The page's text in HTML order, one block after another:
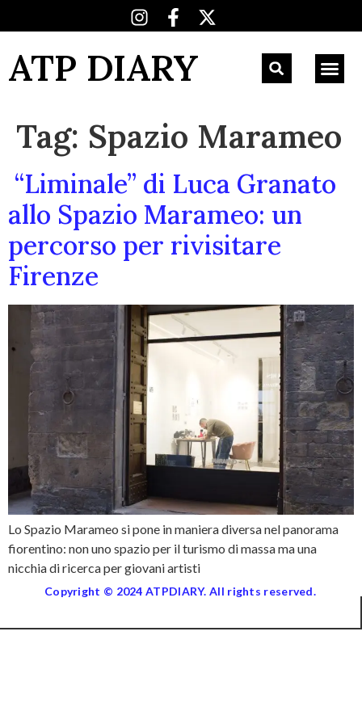
ATP DIARY
Tag: Spazio Marameo
“Liminale” di Luca Granato
allo Spazio Marameo: un
percorso per rivisitare
Firenze
Lo Spazio Marameo si pone in maniera diversa nel panorama
fiorentino: non uno spazio per il turismo di massa ma una
nicchia di ricerca per giovani artisti
Copyright © 2024 ATPDIARY. All rights reserved.